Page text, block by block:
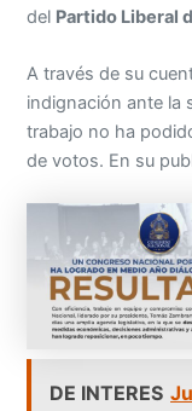
del Partido Liberal
A través de su
indignación ante la
trabajo no ha
de votos. En su
DE INTERES